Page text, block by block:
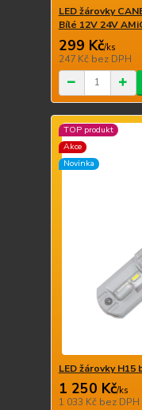
LED žárovky
Bílé 12V 24V
299 Kč/ks
247 Kč bez DPH
TOP produkt
Akce
Novinka
LED žárovky H15
1 250 Kč/ks
1 033 Kč bez DPH